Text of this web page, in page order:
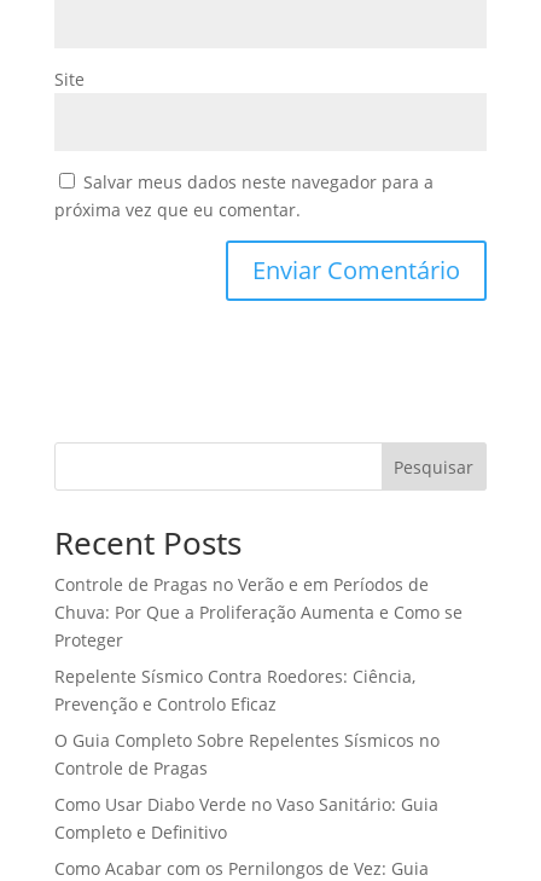
Site
Salvar meus dados neste navegador para a
próxima vez que eu comentar.
Pesquisar
Recent Posts
Controle de Pragas no Verão e em Períodos de
Chuva: Por Que a Proliferação Aumenta e Como se
Proteger
Repelente Sísmico Contra Roedores: Ciência,
Prevenção e Controlo Eficaz
O Guia Completo Sobre Repelentes Sísmicos no
Controle de Pragas
Como Usar Diabo Verde no Vaso Sanitário: Guia
Completo e Definitivo
Como Acabar com os Pernilongos de Vez: Guia